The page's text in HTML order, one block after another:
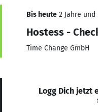
Bis heute 2 Jahre und
Hostess -
Time Change GmbH
Logg Dich jetzt